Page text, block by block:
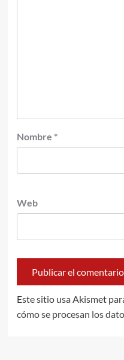
Nombre *
Web
Este sitio usa Akismet
cómo se procesan los